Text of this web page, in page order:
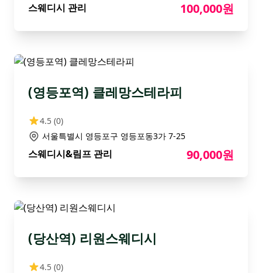
스웨디시 관리 100,000원
(영등포역) 클레망스테라피
4.5 (0)
서울특별시 영등포구 영등포동3가 7-25
스웨디시&림프 관리 90,000원
(당산역) 리원스웨디시
4.5 (0)